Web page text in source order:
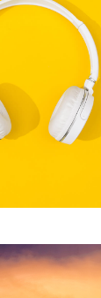
Бесплатно